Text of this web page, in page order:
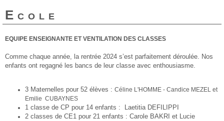
Ecole
EQUIPE ENSEIGNANTE ET VENTILATION DES CLASSES
Comme chaque année, la rentrée 2024 s’est parfaitement déroulée. Nos
enfants ont regagné les bancs de leur classe avec enthousiasme.
3 Maternelles pour 52 élèves : Céline L'HOMME - Candice MEZEL et
Emilie CUBAYNES
1 classe de CP pour 14 enfants : Laetitia DEFILIPPI
2 classes de CE1 pour 21 enfants : Carole BAKRI et Lucie